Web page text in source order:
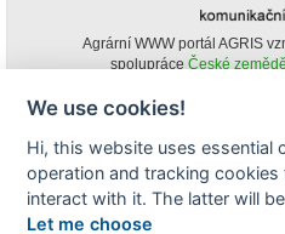
Agrární WWW portál AGRIS
spolupráce České
obsahu agrárního WWW
(pokud není uvedeno jinak) pouze za
www.agris.cz a data
We use cookies!
Hi, this website uses essential
operation and tracking
interact with it. The latter will
Let me choose